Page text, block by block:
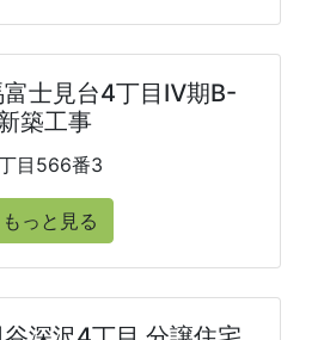
富士見台4丁目Ⅳ期B-
築工事
目566番3
もっと見る